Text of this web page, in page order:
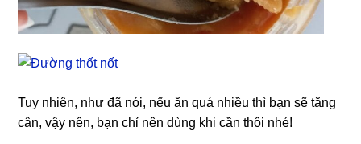
Tuy nhiên, như đã nói, nếu ăn quá nhiều thì bạn sẽ tăng
cân, vậy nên, bạn chỉ nên dùng khi cần thôi nhé!